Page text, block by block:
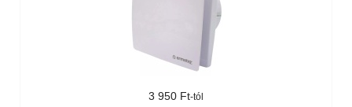
3 950 Ft